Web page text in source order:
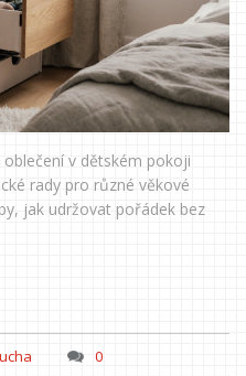
v dětském pokoji
rady pro různé věkové
jak udržovat pořádek bez
0